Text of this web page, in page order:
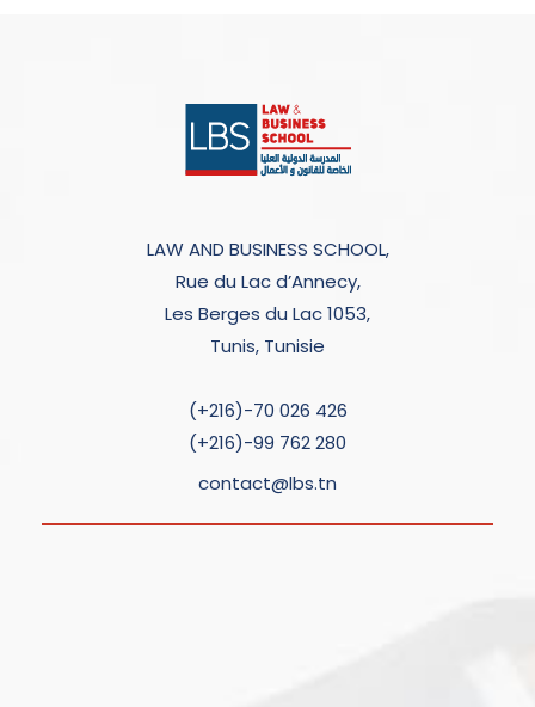
LAW AND BUSINESS SCHOOL,
Rue du Lac d’Annecy,
Les Berges du Lac 1053,
Tunis, Tunisie
(+216)-70 026 426
(+216)-99 762 280
contact@lbs.tn